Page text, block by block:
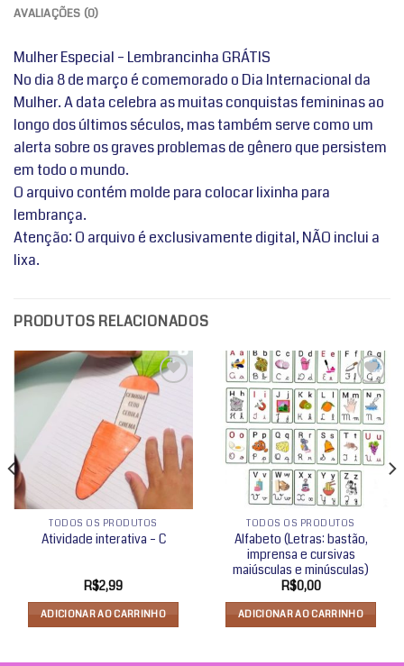
AVALIAÇÕES (0)
Mulher Especial – Lembrancinha GRÁTIS
No dia 8 de março é comemorado o Dia Internacional da
Mulher. A data celebra as muitas conquistas femininas ao
longo dos últimos séculos, mas também serve como um
alerta sobre os graves problemas de gênero que persistem
em todo o mundo.
O arquivo contém molde para colocar lixinha para
lembrança.
Atenção: O arquivo é exclusivamente digital, NÃO inclui a
lixa.
PRODUTOS RELACIONADOS
Adicionar
a lista de
desejos
TODOS OS PRODUTOS
Atividade interativa – C
R$2,99
ADICIONAR AO CARRINHO
Adicionar
a lista de
desejos
TODOS OS PRODUTOS
Alfabeto (Letras: bastão,
imprensa e cursivas
maiúsculas e minúsculas)
R$0,00
ADICIONAR AO CARRINHO